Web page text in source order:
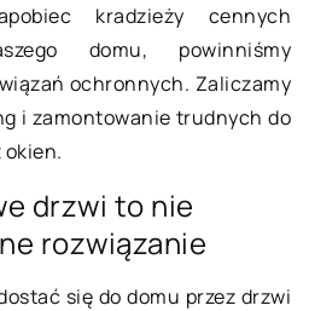
kradzieży cennych
domu, powinniśmy
ochronnych. Zaliczamy
i zamontowanie trudnych do
drzwi to nie
rozwiązanie
się do domu przez drzwi